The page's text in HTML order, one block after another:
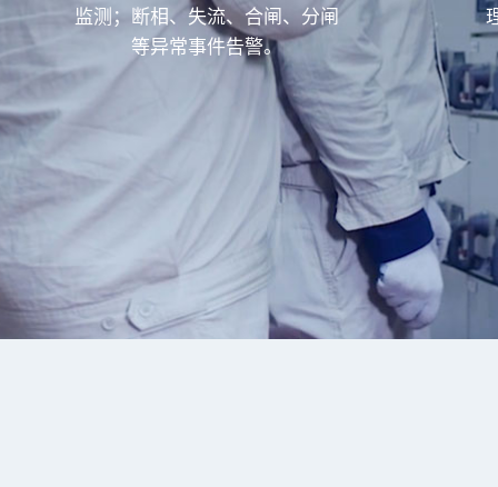
监测；断相、失流、合闸、分闸
等异常事件告警。